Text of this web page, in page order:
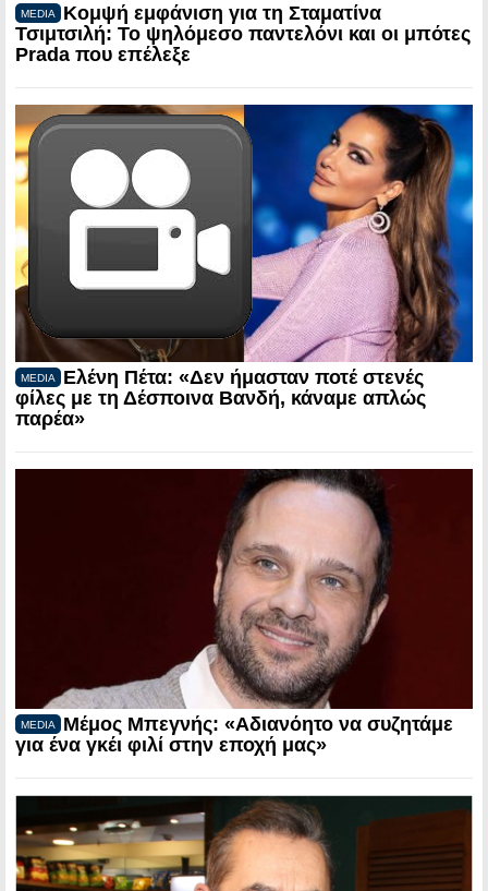
MEDIA
Κομψή εμφάνιση για τη Σταματίνα
Τσιμτσιλή: Το ψηλόμεσο παντελόνι και οι μπότες
Prada που επέλεξε
MEDIA
Ελένη Πέτα: «Δεν ήμασταν ποτέ στενές
φίλες με τη Δέσποινα Βανδή, κάναμε απλώς
παρέα»
MEDIA
Μέμος Μπεγνής: «Αδιανόητο να συζητάμε
για ένα γκέι φιλί στην εποχή μας»